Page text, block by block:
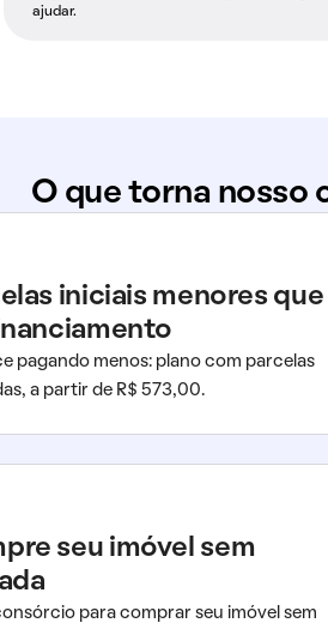
ajudar.
O que torna nosso
iniciais menores que
pagando menos: plano com parcelas
a partir de R$ 573,00.
seu imóvel sem
para comprar seu imóvel sem